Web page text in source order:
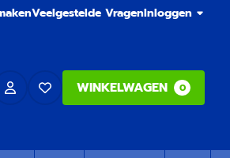
Veelgestelde VragenInloggen
WINKELWAGEN 0